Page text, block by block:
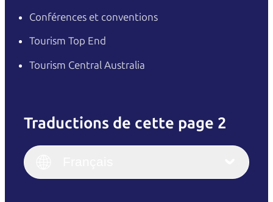
Conférences et conventions
Tourism Top End
Tourism Central Australia
Traductions de cette page 2
Italiano